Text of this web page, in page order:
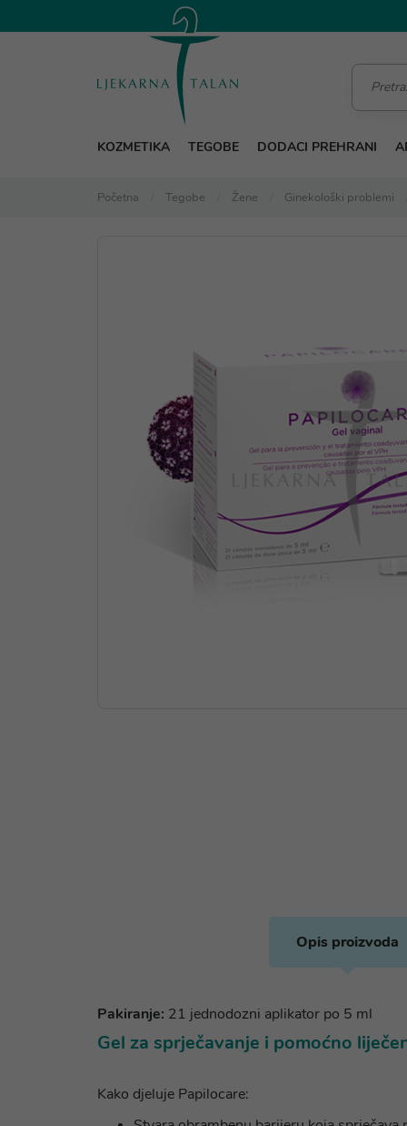
KOZMETIKA TEGOBE DODACI PREHRANI
Početna Tegobe Žene Ginekološki problemi
Opis proizvoda
Pakiranje: 21 jednodozni aplikator po 5 ml
Gel za sprječavanje i pomoćno
Kako djeluje Papilocare: